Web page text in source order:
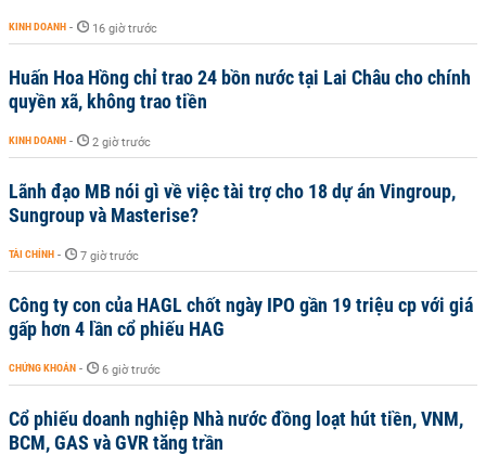
KINH DOANH - 16 giờ trước
Huấn Hoa Hồng chỉ trao 24 bồn nước tại Lai Châu cho chính
quyền xã, không trao tiền
KINH DOANH - 2 giờ trước
Lãnh đạo MB nói gì về việc tài trợ cho 18 dự án Vingroup,
Sungroup và Masterise?
TÀI CHÍNH - 7 giờ trước
Công ty con của HAGL chốt ngày IPO gần 19 triệu cp với giá
gấp hơn 4 lần cổ phiếu HAG
CHỨNG KHOÁN - 6 giờ trước
Cổ phiếu doanh nghiệp Nhà nước đồng loạt hút tiền, VNM,
BCM, GAS và GVR tăng trần